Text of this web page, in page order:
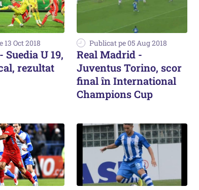
13 Oct 2018
Suedia U 19,
rezultat
Publicat pe 05 Aug 2018
Real Madrid -
Juventus Torino, scor
final în International
Champions Cup